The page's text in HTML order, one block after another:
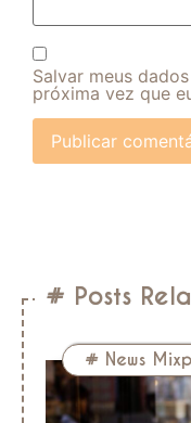
Salvar meus
próxima vez que
# Posts
# News